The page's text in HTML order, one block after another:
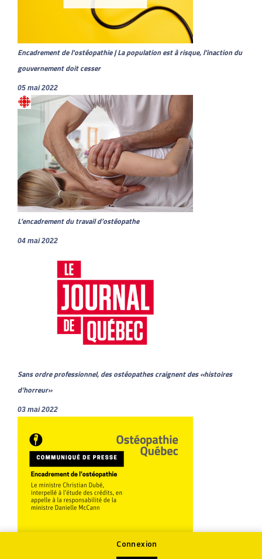
Connexion
Encadrement de l'ostéopathie | La population est à risque, l'inaction du
gouvernement doit cesser
05 mai 2022
L’encadrement du travail d’ostéopathe
04 mai 2022
Sans ordre professionnel, des ostéopathes craignent des «histoires
d’horreur»
03 mai 2022
Encadrement de l’ostéopathie | Le ministre Christian Dubé interpellé à